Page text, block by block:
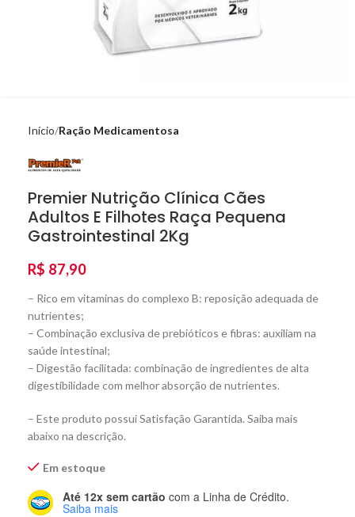
Início Ração Medicamentosa
Premier Nutrição Clínica Cães
Adultos E Filhotes Raça Pequena
Gastrointestinal 2Kg
R$ 87,90
– Rico em vitaminas do complexo B: reposição adequada de
nutrientes;
– Combinação exclusiva de prebióticos e fibras: auxiliam na
saúde intestinal;
– Digestão facilitada: combinação de ingredientes de alta
digestibilidade com melhor absorção de nutrientes.
– Este produto possui Satisfação Garantida. Saiba mais
abaixo na descrição.
Em estoque
Até 12x sem cartão com a Linha de Crédito.
Saiba mais